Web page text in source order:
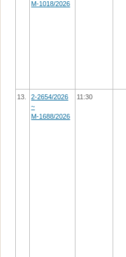
М-1018/2026
13.
2-2654/2026
~
М-1688/2026
11:30